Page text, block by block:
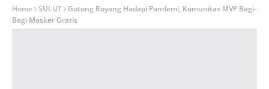
Home SULUT Gotong Royong Hadapi Pandemi, Komunitas MVP Bagi-
Bagi Masker Gratis